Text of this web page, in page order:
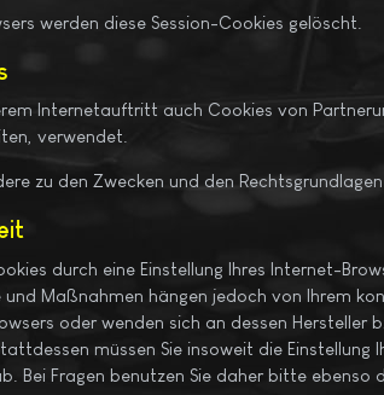
werden diese Session-Cookies gelöscht.
Internetauftritt auch Cookies von
verwendet.
zu den Zwecken und den
durch eine Einstellung Ihres Internet-
Maßnahmen hängen jedoch von Ihrem
oder wenden sich an dessen Hersteller
müssen Sie insoweit die
Bei Fragen benutzen Sie daher bitte